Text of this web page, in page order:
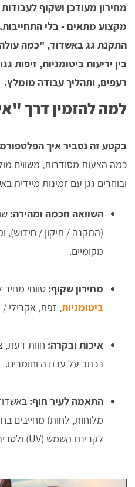
מחירון מעודכן ושקוף
מקצוע מתאים - בלי
התקנת גג באשדוד, "כמה
בין יריעות ביטומניות, זיפות
רעפים, ותהליך עבודה מומלץ.
למה להזמין דרך
בקטע זה נסביר איך
ובוחרים גגן עם זמינות מיידית
השוואה חכמה ומהירה:
מקומיים.
מחירון שקוף: טווחי
ביטומניות, זפת, אקרילי /
איכות ובקרה: חוות דעת,
בכתב על עבודה וחומרים.
התאמה לעיר חוף:
מלוחות, לחות) מחייבים
לקרינת השמש (UV) ולסביבה ימית.